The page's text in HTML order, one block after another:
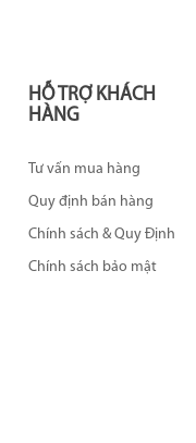
HỖ TRỢ KHÁCH
HÀNG
Tư vấn mua hàng
Quy định bán hàng
Chính sách & Quy Định
Chính sách bảo mật